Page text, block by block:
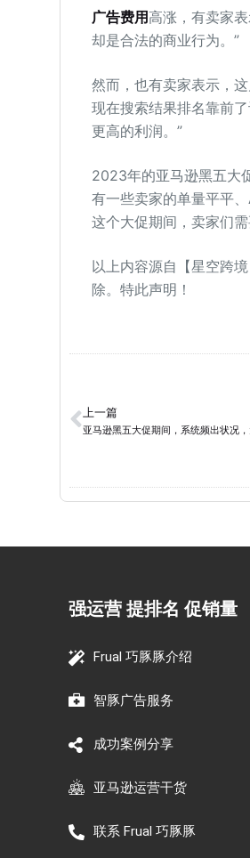
广告费用高涨，有卖家
却是合法的商业行为。”
然而，也有卖家表示，
现在搜索结果排名靠前
更高的利润。”
2023年的亚马逊黑五大
有一些卖家的单量平平、
这个大促期间，卖家们
以上内容源自【星空跨
除。特此声明！
上一篇
亚马逊黑五大促期间，系统频出状况
强运营 提排名 促销量
Frual 巧豚豚介绍
智豚广告服务
成功案例分享
亚马逊运营干货
联系 Frual 巧豚豚